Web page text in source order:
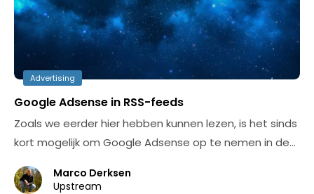
Advertising
Google Adsense in RSS-feeds
Zoals we eerder hier hebben kunnen lezen, is het sinds
kort mogelijk om Google Adsense op te nemen in de…
Marco Derksen
Upstream